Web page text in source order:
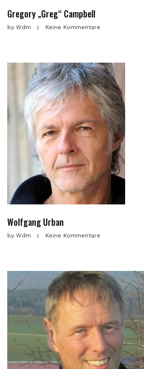
Gregory „Greg“ Campbell
by Wdm Keine Kommentare
Wolfgang Urban
by Wdm Keine Kommentare